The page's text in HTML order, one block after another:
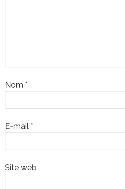
Nom *
E-mail *
Site web